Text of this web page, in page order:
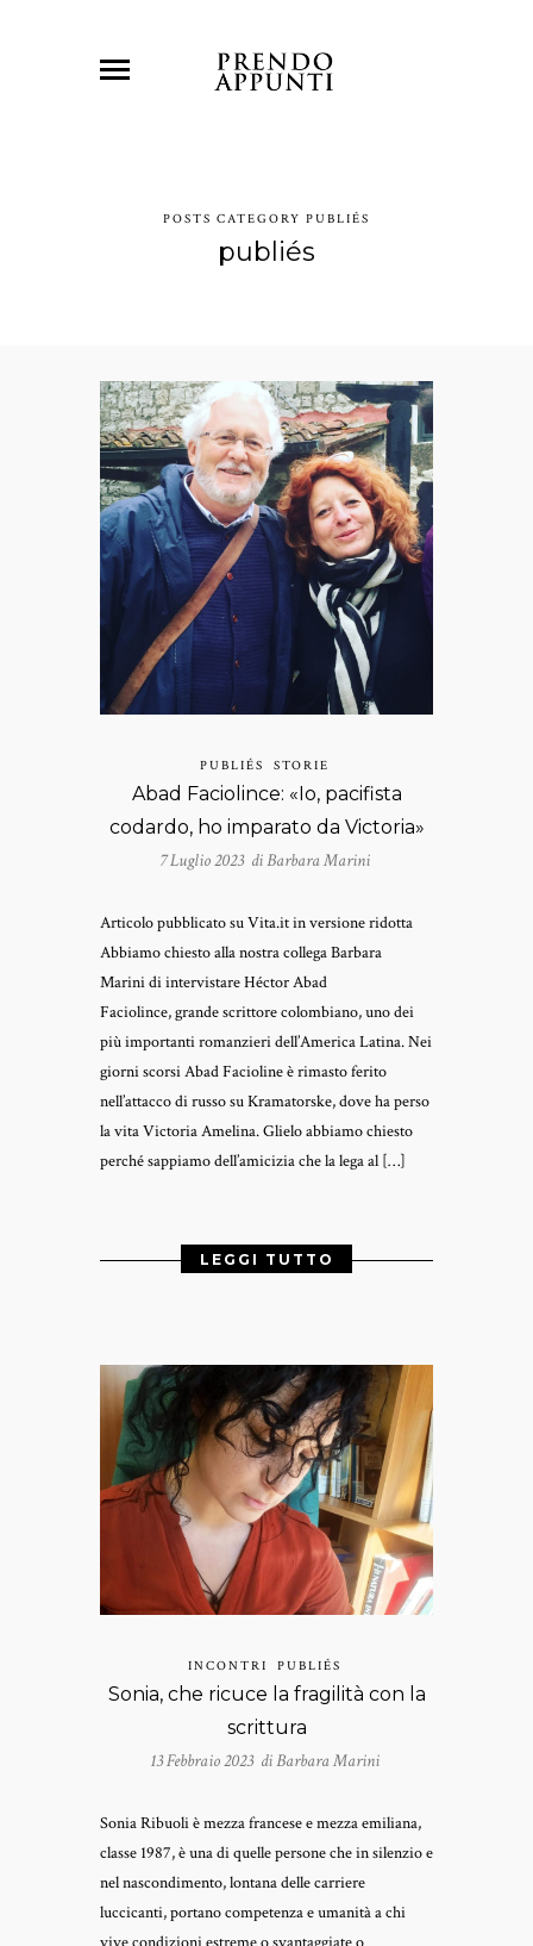
POSTS CATEGORY PUBLIÉS
publiés
PUBLIÉS STORIE
Abad Faciolince: «Io, pacifista
codardo, ho imparato da Victoria»
7 Luglio 2023 diBarbara Marini
Articolo pubblicato su Vita.it in versione ridotta
Abbiamo chiesto alla nostra collega Barbara
Marini di intervistare Héctor Abad
Faciolince, grande scrittore colombiano, uno dei
più importanti romanzieri dell’America Latina. Nei
giorni scorsi Abad Facioline è rimasto ferito
nell’attacco di russo su Kramatorske, dove ha perso
la vita Victoria Amelina. Glielo abbiamo chiesto
perché sappiamo dell’amicizia che la lega al […]
LEGGI TUTTO
INCONTRI PUBLIÉS
Sonia, che ricuce la fragilità con la
scrittura
13 Febbraio 2023 diBarbara Marini
Sonia Ribuoli è mezza francese e mezza emiliana,
classe 1987, è una di quelle persone che in silenzio e
nel nascondimento, lontana delle carriere
luccicanti, portano competenza e umanità a chi